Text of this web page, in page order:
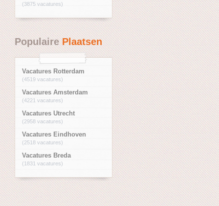
(3875 vacatures)
PopulairePlaatsen
Vacatures Rotterdam
(4519 vacatures)
Vacatures Amsterdam
(4221 vacatures)
Vacatures Utrecht
(2958 vacatures)
Vacatures Eindhoven
(2518 vacatures)
Vacatures Breda
(1831 vacatures)